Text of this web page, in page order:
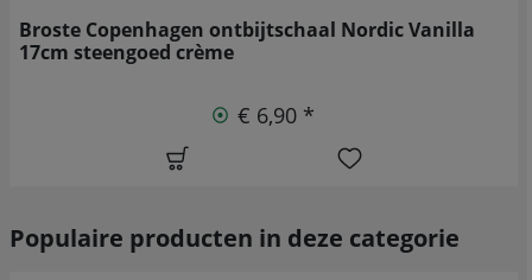
Broste Copenhagen ontbijtschaal Nordic Vanilla
17cm steengoed crème
€ 6,90 *
Populaire producten in deze categorie